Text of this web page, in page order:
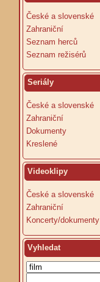
České a slovenské
Zahraniční
Seznam herců
Seznam režisérů
Seriály
České a slovenské
Zahraniční
Dokumenty
Kreslené
Videoklipy
České a slovenské
Zahraniční
Koncerty/dokumenty
Vyhledat